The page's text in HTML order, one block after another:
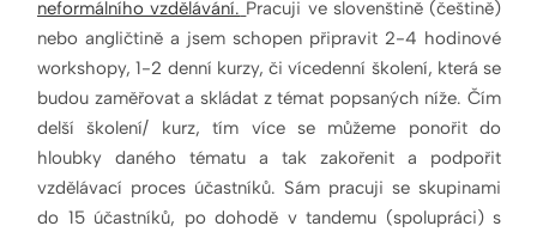
neformálního vzdělávání. Pracuji ve slovenštině (češtině)
nebo angličtině a jsem schopen připravit 2-4 hodinové
workshopy, 1-2 denní kurzy, či vícedenní školení, která se
budou zaměřovat a skládat z témat popsaných níže. Čím
delší školení/ kurz, tím více se můžeme ponořit do
hloubky daného tématu a tak zakořenit a podpořit
vzdělávací proces účastníků. Sám pracuji se skupinami
do 15 účastníků, po dohodě v tandemu (spolupráci) s